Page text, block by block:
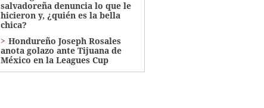
salvadoreña denuncia lo que le
hicieron y, ¿quién es la bella
chica?
Hondureño Joseph Rosales
anota golazo ante Tijuana de
México en la Leagues Cup